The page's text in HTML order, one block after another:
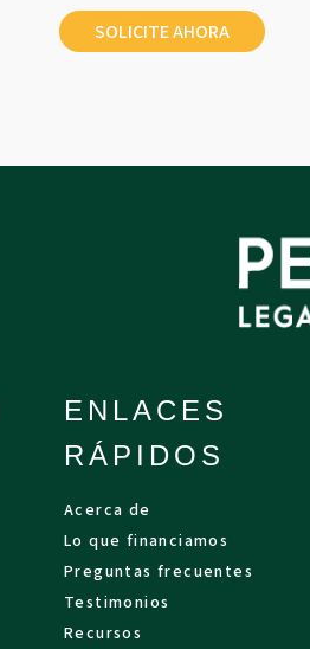
ENLACES
RÁPIDOS
Acerca de
Lo que financiamos
Preguntas frecuentes
Testimonios
Recursos